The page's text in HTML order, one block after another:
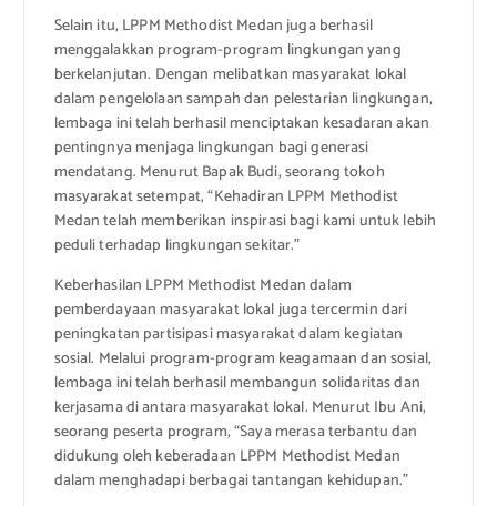
Selain itu, LPPM Methodist Medan juga berhasil
menggalakkan program-program lingkungan yang
berkelanjutan. Dengan melibatkan masyarakat lokal
dalam pengelolaan sampah dan pelestarian lingkungan,
lembaga ini telah berhasil menciptakan kesadaran akan
pentingnya menjaga lingkungan bagi generasi
mendatang. Menurut Bapak Budi, seorang tokoh
masyarakat setempat, “Kehadiran LPPM Methodist
Medan telah memberikan inspirasi bagi kami untuk lebih
peduli terhadap lingkungan sekitar.”
Keberhasilan LPPM Methodist Medan dalam
pemberdayaan masyarakat lokal juga tercermin dari
peningkatan partisipasi masyarakat dalam kegiatan
sosial. Melalui program-program keagamaan dan sosial,
lembaga ini telah berhasil membangun solidaritas dan
kerjasama di antara masyarakat lokal. Menurut Ibu Ani,
seorang peserta program, “Saya merasa terbantu dan
didukung oleh keberadaan LPPM Methodist Medan
dalam menghadapi berbagai tantangan kehidupan.”